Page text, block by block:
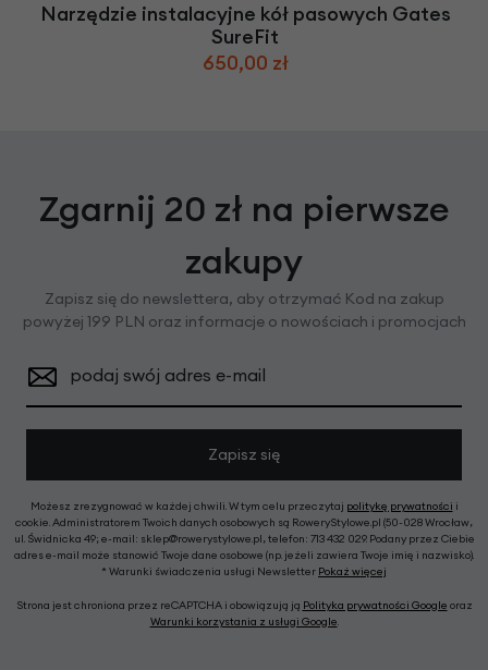
Narzędzie instalacyjne kół pasowych Gates
SureFit
650,00 zł
Zgarnij 20 zł na pierwsze
zakupy
Zapisz się do newslettera, aby otrzymać Kod na zakup
powyżej 199 PLN oraz informacje o nowościach i promocjach
podaj swój adres e-mail
Zapisz się
Możesz zrezygnować w każdej chwili. W tym celu przeczytaj politykę prywatności i
cookie. Administratorem Twoich danych osobowych są RoweryStylowe.pl (50-028 Wrocław,
ul. Świdnicka 49; e-mail: sklep@rowerystylowe.pl, telefon: 713 432 029. Podany przez Ciebie
adres e-mail może stanowić Twoje dane osobowe (np. jeżeli zawiera Twoje imię i nazwisko).
* Warunki świadczenia usługi Newsletter Pokaż więcej
Strona jest chroniona przez reCAPTCHA i obowiązują ją Polityka prywatności Google oraz
Warunki korzystania z usługi Google